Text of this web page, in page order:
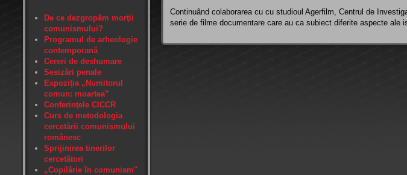
De ce dezgropăm morţii
comunismului?
Programul de arheologie
contemporană
Cereri de deshumare
Sesizări penale
Expoziţia „Numitorul
comun: moartea”
Conferinţele CICCR
Curs de metodologia
cercetării comunismului
românesc
Sprijinirea tinerilor
cercetători
„Copilărie în comunism"
Continuând colaborarea cu cu studioul Agerfilm, Centrul de
serie de filme documentare care au ca subiect diferite aspecte ale